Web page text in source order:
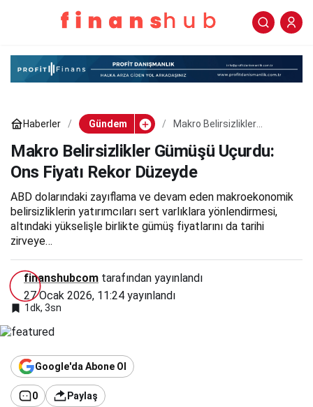
Haberler Gündem
Makro Belirsizlikler
Rekor Düzeyde
Makro Belirsizlikler Gümüşü Uçurdu:
Ons Fiyatı Rekor Düzeyde
ABD dolarındaki zayıflama ve devam eden makroekonomik
belirsizliklerin yatırımcıları sert varlıklara yönlendirmesi,
altındaki yükselişle birlikte gümüş fiyatlarını da tarihi
zirveye…
finanshubcom tarafından yayınlandı
27 Ocak 2026, 11:24 yayınlandı
1dk, 3sn
Google'da Abone Ol
0 Paylaş
Makro Belirsizlikler
Gümüşü Uçurdu: Ons
0 Paylaş